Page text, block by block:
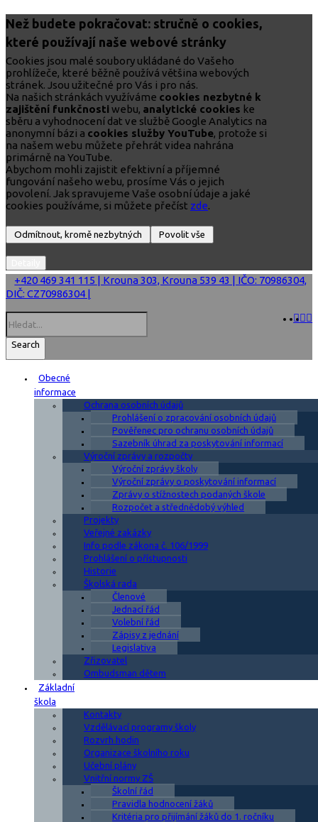
Než budete pokračovat: stručně o cookies,
které používají naše webové stránky
Cookies jsou malé soubory ukládané do Vašeho
prohlížeče, které běžně používá většina webových
stránek. Jsou užitečné pro Vás i pro nás.
Na našich stránkách využíváme cookies nezbytné k
zajištění funkčnosti webu, analytické cookies ke
sběru a vyhodnocení dat ve službě Google Analytics na
anonymní bázi a cookies služby YouTube, protože si
na našem webu můžete přehrát videa nahrána
primárně na YouTube.
Abychom mohli zajistit efektivní a příjemné
fungování našeho webu, prosíme Vás o jejich
povolení. Jak spravujeme Vaše osobní údaje a jaké
cookies používáme, si můžete přečíst zde.
+420 469 341 115 | Krouna 303, Krouna 539 43 | IČO: 70986304,
DIČ: CZ70986304 |
Search
Obecné
informace
Ochrana osobních údajů
Prohlášení o zpracování osobních údajů
Pověřenec pro ochranu osobních údajů
Sazebník úhrad za poskytování informací
Výroční zprávy a rozpočty
Výroční zprávy školy
Výroční zprávy o poskytování informací
Zprávy o stížnostech podaných škole
Rozpočet a střednědobý výhled
Projekty
Veřejné zakázky
Info podle zákona č. 106/1999
Prohlášení o přístupnosti
Historie
Školská rada
Členové
Jednací řád
Volební řád
Zápisy z jednání
Legislativa
Zřizovatel
Ombudsman dětem
Základní
škola
Kontakty
Vzdělávací programy školy
Rozvrh hodin
Organizace školního roku
Učební plány
Vnitřní normy ZŠ
Školní řád
Pravidla hodnocení žáků
Kritéria pro přijímání žáků do 1. ročníku